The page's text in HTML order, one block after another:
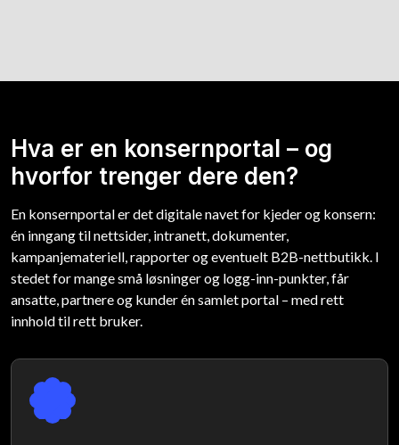
Hva er en konsernportal – og
hvorfor trenger dere den?
En konsernportal er det digitale navet for kjeder og konsern:
én inngang til nettsider, intranett, dokumenter,
kampanjemateriell, rapporter og eventuelt B2B-nettbutikk. I
stedet for mange små løsninger og logg-inn-punkter, får
ansatte, partnere og kunder én samlet portal – med rett
innhold til rett bruker.